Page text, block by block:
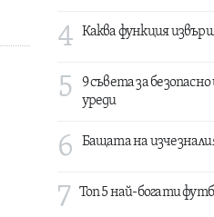
4 Каква функция
5
9 съвета за
уреди
6 Бащата на
7 Топ 5 най-богати